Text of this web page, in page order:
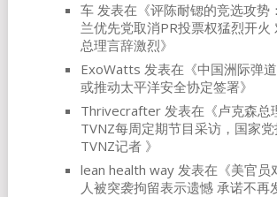
车发表在《评陈耐锶的竞选攻势
兰优先党取消PR投票权猛烈开火
总理言辞激烈》
ExoWatts 发表在《中国洲际弹
或推动太平洋安全协定签署》
Thrivecrafter发表在《卢克森总
TVNZ每周定期节目采访，国家
TVNZ记者 》
lean health way发表在《美官员
人被突袭拘留表示遗憾 承诺不再